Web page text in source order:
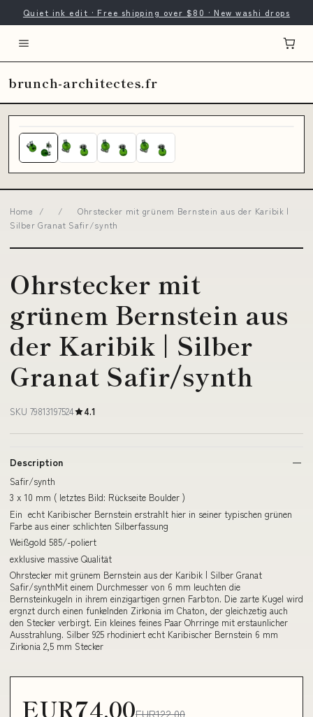
Quiet ink edit · Free shipping over $80 · New washi drops
brunch-architectes.fr
Home / /
Ohrstecker mit grünem Bernstein aus der Karibik |
Silber Granat Safir/synth
Ohrstecker mit
grünem Bernstein aus
der Karibik | Silber
Granat Safir/synth
SKU 79813197524 4.1
Description
Safir/synth
3 x 10 mm ( letztes Bild: Rückseite Boulder )
Ein echt Karibischer Bernstein erstrahlt hier in seiner typischen grünen
Farbe aus einer schlichten Silberfassung
Weißgold 585/-poliert
exklusive massive Qualität
Ohrstecker mit grünem Bernstein aus der Karibik | Silber Granat
Safir/synthMit einem Durchmesser von 6 mm leuchten die
Bernsteinkugeln in ihrem einzigartigen grnen Farbton. Die zarte Kugel wird
ergnzt durch einen funkelnden Zirkonia im Chaton, der gleichzetig auch
den Stecker verbirgt. Ein kleines feines Paar Ohrringe mit erstaunlicher
Ausstrahlung. Silber 925 rhodiniert echt Karibischer Bernstein 6 mm
Zirkonia 2,5 mm Stecker
EUR74.00EUR122.00